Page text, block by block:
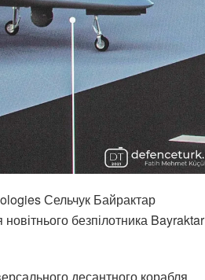
Сельчук Байрактар
безпілотника Bayraktar
десантного корабля